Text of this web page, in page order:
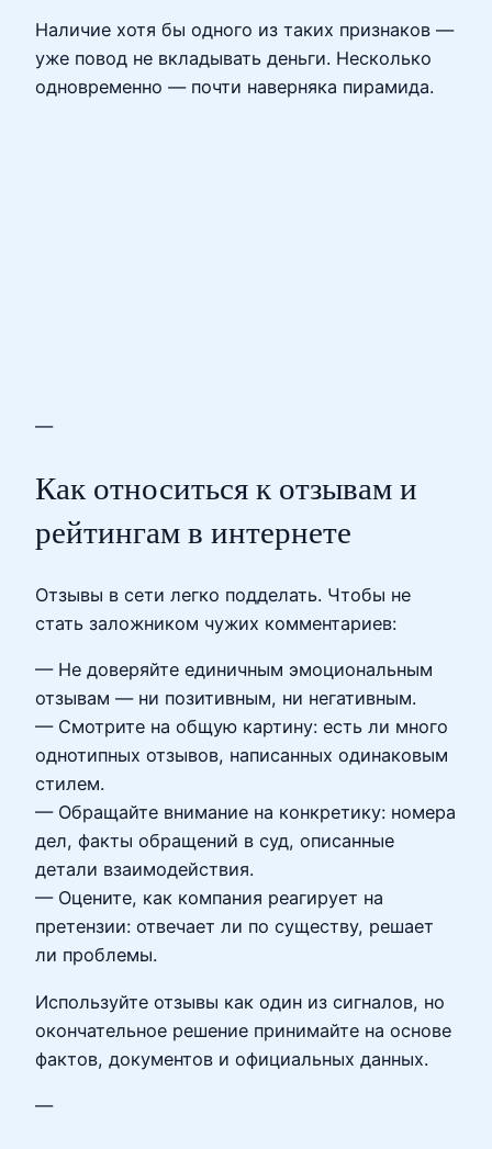
Наличие хотя бы одного из таких признаков —
уже повод не вкладывать деньги. Несколько
одновременно — почти наверняка пирамида.
—
Как относиться к отзывам и
рейтингам в интернете
Отзывы в сети легко подделать. Чтобы не
стать заложником чужих комментариев:
— Не доверяйте единичным эмоциональным
отзывам — ни позитивным, ни негативным.
— Смотрите на общую картину: есть ли много
однотипных отзывов, написанных одинаковым
стилем.
— Обращайте внимание на конкретику: номера
дел, факты обращений в суд, описанные
детали взаимодействия.
— Оцените, как компания реагирует на
претензии: отвечает ли по существу, решает
ли проблемы.
Используйте отзывы как один из сигналов, но
окончательное решение принимайте на основе
фактов, документов и официальных данных.
—